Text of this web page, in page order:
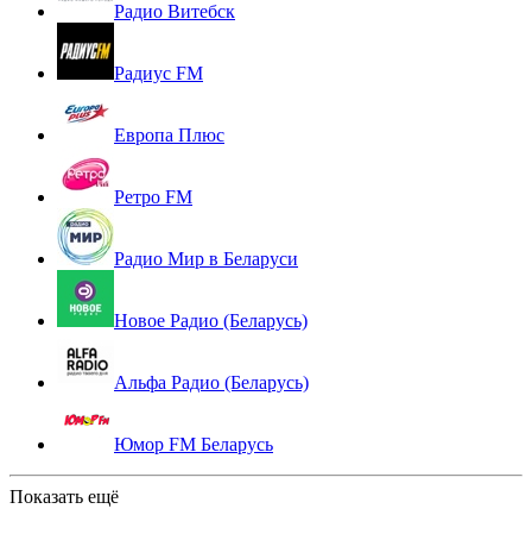
Радио Витебск
Радиус FM
Европа Плюс
Ретро FM
Радио Мир в Беларуси
Новое Радио (Беларусь)
Альфа Радио (Беларусь)
Юмор FM Беларусь
Показать ещё